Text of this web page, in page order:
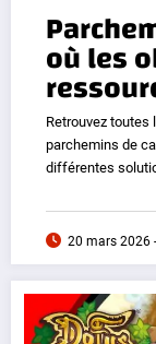
où les
Retrouvez toutes
parchemins de
différentes
20 mars 2026